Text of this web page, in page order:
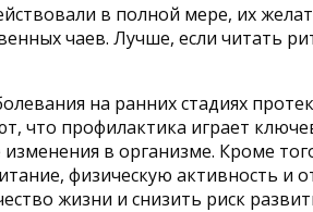
в полной мере, их
чаев. Лучше, если читать
на ранних стадиях
что профилактика играет
в организме. Кроме
физическую активность и
жизни и снизить риск